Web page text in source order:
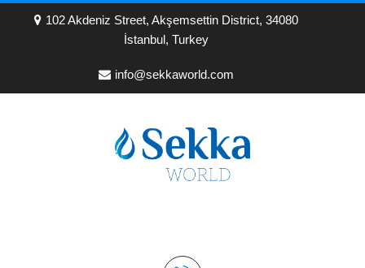
102 Akdeniz Street, Akşemsettin District, 34080
İstanbul, Turkey
info@sekkaworld.com